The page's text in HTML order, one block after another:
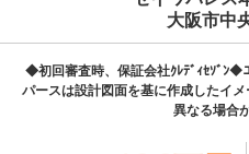
大阪市中
◆初回審査時、保証会社ｸﾚﾃﾞｨｾｿﾞﾝ
パースは設計図面を基に作成したイ
異なる場合